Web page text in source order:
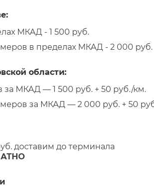
МКАД - 1 500 руб.
в пределах МКАД - 2 000 руб.
области:
за МКАД — 1 500 руб. + 50 руб./км.
за МКАД — 2 000 руб. + 50
доставим до терминала